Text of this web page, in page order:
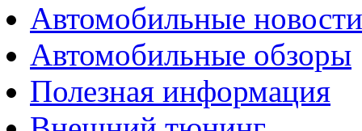
Автомобильные новости
Автомобильные обзоры
Полезная информация